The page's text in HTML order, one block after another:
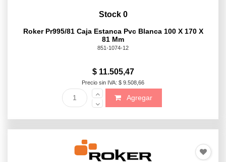
Stock 0
Roker Pr995/81 Caja Estanca Pvc Blanca 100 X 170 X
81 Mm
851-1074-12
$ 11.505,47
Precio sin IVA: $ 9.508,66
Agregar